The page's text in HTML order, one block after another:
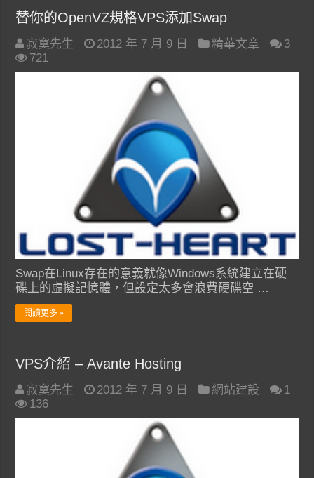
替你的OpenVZ規格VPS添加Swap
寂寞先生 2012 年 7 月 9 日 精華文章
3
721
Swap在Linux存在的意義就像Windows系統建立在硬
碟上的虛擬記憶體，但設定太多會浪費硬碟空 …
閱讀更多 »
VPS介紹 – Avante Hosting
寂寞先生 2012 年 7 月 9 日 網站建設
1
136